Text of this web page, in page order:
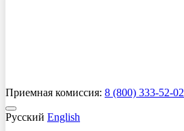
Приемная комиссия: 8 (800) 333-52-02
Русский English